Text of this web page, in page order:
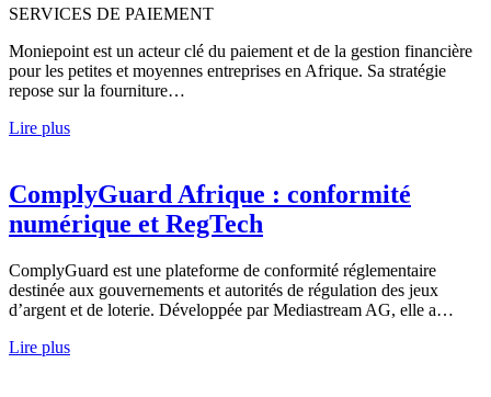
SERVICES DE PAIEMENT
Moniepoint est un acteur clé du paiement et de la gestion financière
pour les petites et moyennes entreprises en Afrique. Sa stratégie
repose sur la fourniture…
Lire plus
ComplyGuard Afrique : conformité
numérique et RegTech
ComplyGuard est une plateforme de conformité réglementaire
destinée aux gouvernements et autorités de régulation des jeux
d’argent et de loterie. Développée par Mediastream AG, elle a…
Lire plus